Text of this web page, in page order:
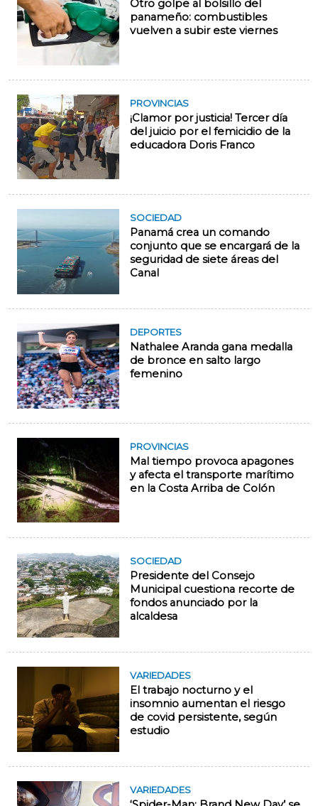
Otro golpe al bolsillo del
panameño: combustibles
vuelven a subir este viernes
PROVINCIAS
¡Clamor por justicia! Tercer día
del juicio por el femicidio de la
educadora Doris Franco
SOCIEDAD
Panamá crea un comando
conjunto que se encargará de la
seguridad de siete áreas del
Canal
DEPORTES
Nathalee Aranda gana medalla
de bronce en salto largo
femenino
PROVINCIAS
Mal tiempo provoca apagones
y afecta el transporte marítimo
en la Costa Arriba de Colón
SOCIEDAD
Presidente del Consejo
Municipal cuestiona recorte de
fondos anunciado por la
alcaldesa
VARIEDADES
El trabajo nocturno y el
insomnio aumentan el riesgo
de covid persistente, según
estudio
VARIEDADES